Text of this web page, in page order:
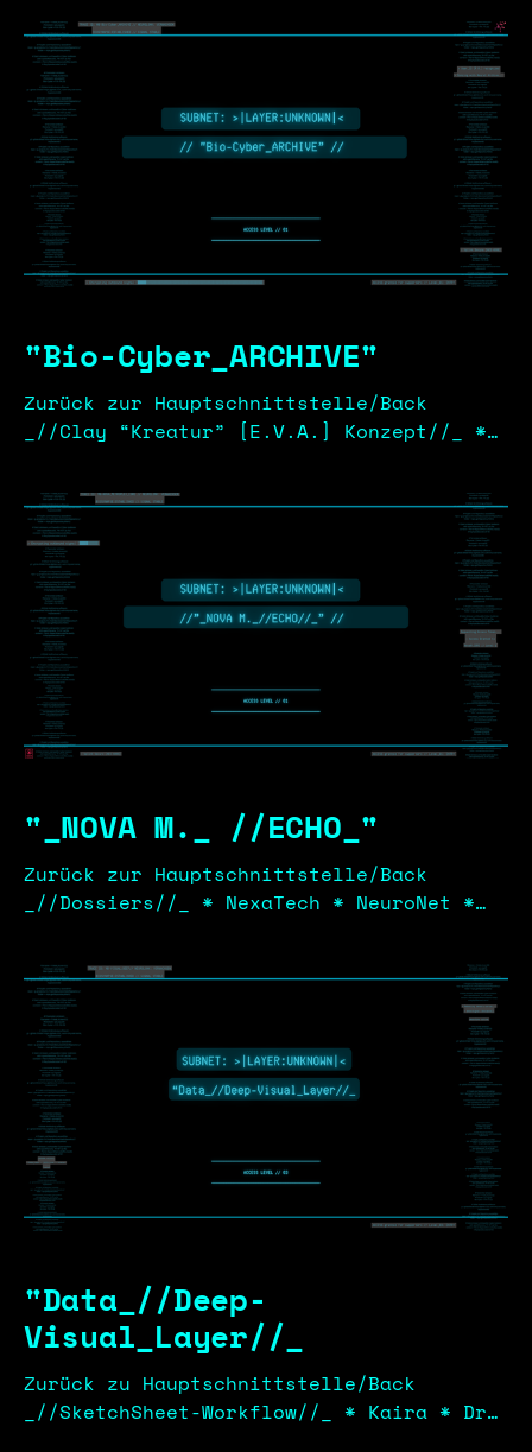
Twins _//SkizzenSheet-RAW//_ * Alice Lee
* Dr.Achiwald * Chirurgen-Einheit / Dr.A
Twins _//Final-Character-Sheets//_ *
Alice Lee * Dr.Achiwald * Chirurgen-
Einheit / Dr.A Twins >Weitere Charakter-
Datensätze werden
dekodiert.../Additional character
"Bio-Cyber_ARCHIVE"
Zurück zur Hauptschnittstelle/Back
_//Clay “Kreatur” [E.V.A.] Konzept//_ *
Manufacturing process
[████████████░░░░] 60% Optiksystem
NexaEYE_NX4 / ID-NR: LV-4-01
"_NOVA M._ //ECHO_"
Zurück zur Hauptschnittstelle/Back
_//Dossiers//_ * NexaTech * NeuroNet *
Medea Optics * Orbis Surgical Robotics *
Kaltmark Cybernetics _//NOVA M.
Werbung/Corporate Signal/ * Kaltmark
Cybernetics //Geschichten aus Nova
Metroplex// //Stories from Nova M.//
"Data_//Deep-
Visual_Layer//_
Zurück zu Hauptschnittstelle/Back
_//SketchSheet-Workflow//_ * Kaira * Dr.